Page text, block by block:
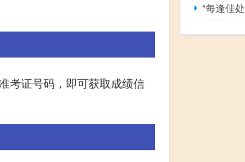
考证号码，即可获取成绩信
“每逢佳